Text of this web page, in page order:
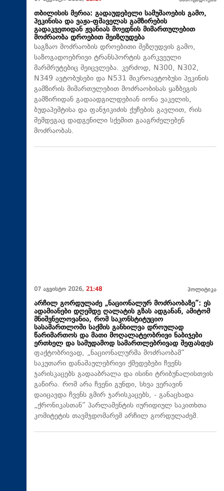
თბილისის მერია: გადაუდებელი სამუშაოების გამო,
პეკინისა და ვაჟა-ფშაველას გამზირების
გადაკვეთიდან ჟვანიას მოედნის მიმართულებით
მოძრაობა დროებით შეიზღუდება
საგზაო მოძრაობის დროებითი შეზღუდვის გამო,
საზოგადოებრივი ტრანსპორტის გარკვეული
მარშრუტებიც შეიცვლება. კერძოდ, N300, N302,
N349 ავტობუსები და N531 მიკროავტობუსი პეკინის
გამზირის მიმართულებით მოძრაობისას ყაზბეგის
გამზირიდან გადაადგილდებიან იონა ვაკელის,
ბუდაპეშტისა და ფანჯიკიძის ქუჩების გავლით, რის
შემდეგაც დადგენილი სქემით გააგრძელებენ
მოძრაობას.
07 აგვისტო 2026, 21:48 პოლიტიკა
არჩილ გორდულაძე „ნაციონალურ მოძრაობაზე“: ეს
ადამიანები დღემდე ღალატის გზას ადგანან, ამიტომ
მნიშვნელოვანია, რომ საკონსტიტუციო
სასამართლოში საქმის განხილვა დროულად
წარიმართოს და მათი მოღალატეობრივი ნაბიჯები
ერთხელ და სამუდამოდ სამართლებრივად შეფასდეს
ფაქტობრივად, „ნაციონალურმა მოძრაობამ“
საკუთარი დანაშაულებრივი ქმედებები ჩვენს
ჯარისკაცებს გადააბრალა და ისინი ტრიბუნალისთვის
გაწირა. რომ არა ჩვენი გუნდი, სხვა ვერავინ
დაიცავდა ჩვენს გმირ ჯარისკაცებს, - განაცხადა
„ქრონიკასთან“ პარლამენტის იურიდიულ საკითხთა
კომიტეტის თავმჯდომარემ არჩილ გორდულაძემ.